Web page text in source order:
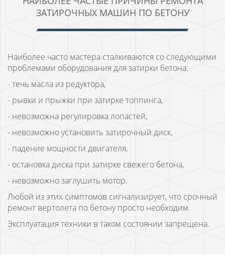
ЗАТИРОЧНЫХ МАШИН ПО БЕТОНУ
Наиболее часто мастера сталкиваются со следующими
проблемами оборудования для затирки бетона:
- течь масла из редуктора,
- рывки и прыжки при затирке топпинга,
- невозможна регулировка лопастей,
- невозможно установить затирочный диск,
- падение мощности двигателя,
- остановка диска при затирке свежего бетона,
- невозможно заглушить мотор.
Любой из этих симптомов сигнализирует, что срочный
ремонт вертолета по бетону просто необходим.
Эксплуатация техники в таком состоянии запрещена.